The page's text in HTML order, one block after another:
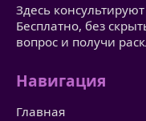
Здесь
Бесплатно, без
вопрос и получи
Навигация
Главная